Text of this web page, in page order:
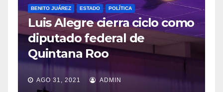
POLÍTICA
López Obrador respetará
veda por consulta popular
JUL 20, 2021 ADMIN